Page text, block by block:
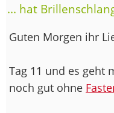
... hat
Guten Morgen ihr
Tag 11 und es geht
noch gut ohne